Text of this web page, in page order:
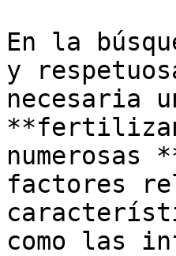
En la
y
necesaria
numerosas
factores
como las